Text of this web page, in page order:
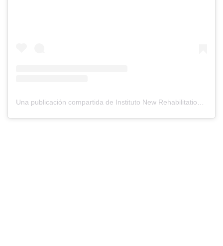
Una publicación compartida de Instituto New Rehabilitation (@newrehabilitation)